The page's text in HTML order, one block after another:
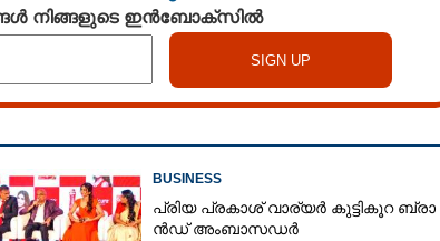
നിങ്ങളുടെ ഇൻബോക്സിൽ
BUSINESS
പ്രി​യ​ ​പ്ര​കാ​ശ് ​വാ​ര്യർ കു​ട്ടി​കൂ​റ​ ​ ബ്രാ​
ൻ​ഡ് ​അം​ബാ​സ​ഡ​ർ